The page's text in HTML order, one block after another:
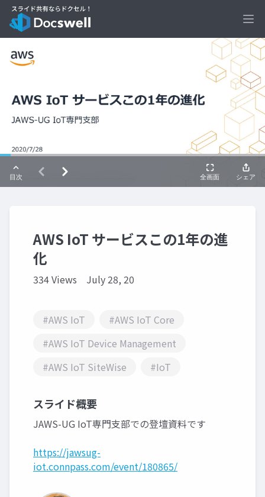
AWS IoT サービスこの1年の進
化
334 Views July 28, 20
#AWS IoT
#AWS IoT Core
#AWS IoT Device Management
#AWS IoT SiteWise
#IoT
スライド概要
JAWS-UG IoT専門支部での登壇資料です
https://jawsug-
iot.connpass.com/event/180865/